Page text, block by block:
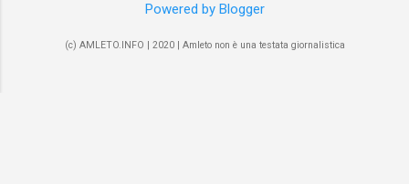
Powered by Blogger
(c) AMLETO.INFO | 2020 | Amleto non è una testata giornalistica